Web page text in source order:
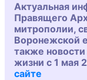
Актуальная
Правящего
митрополии,
Воронежской
также
жизни с 1 мая
сайте